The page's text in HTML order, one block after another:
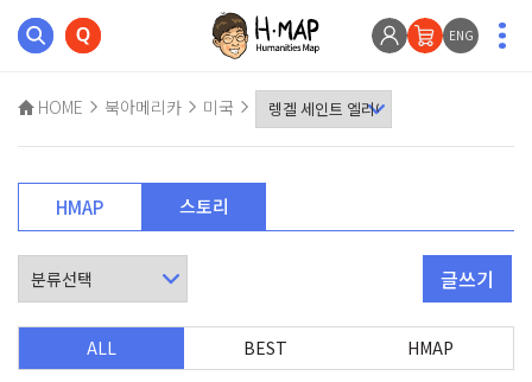
ENG
HOME 북아메리카 미국
HMAP 스토리
글쓰기
ALL BEST HMAP